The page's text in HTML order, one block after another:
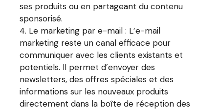
ses produits ou en partageant du contenu
sponsorisé.
Le marketing par e-mail : L’e-mail
marketing reste un canal efficace pour
communiquer avec les clients existants et
potentiels. Il permet d’envoyer des
newsletters, des offres spéciales et des
informations sur les nouveaux produits
directement dans la boîte de réception des